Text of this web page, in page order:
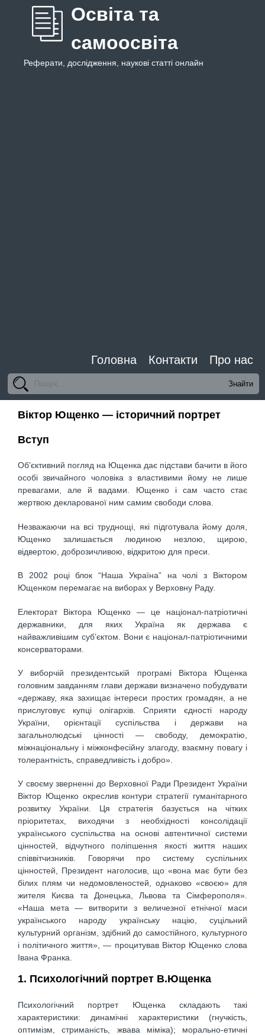
Освіта та
самоосвіта
Реферати, дослідження, наукові статті онлайн
Головна Контакти Про нас
Віктор Ющенко — історичний портрет
Вступ
Об’єктивний погляд на Ющенка дає підстави бачити в його
особі звичайного чоловіка з властивими йому не лише
превагами, але й вадами. Ющенко і сам часто стає
жертвою декларованої ним самим свободи слова.
Незважаючи на всі труднощі, які підготувала йому доля,
Ющенко залишається людиною незлою, щирою,
відвертою, доброзичливою, відкритою для преси.
В 2002 році блок “Наша Україна” на чолі з Віктором
Ющенком перемагає на виборах у Верховну Раду.
Електорат Віктора Ющенко — це націонал-патріотичні
державники, для яких Україна як держава є
найважливішим суб’єктом. Вони є націонал-патріотичними
консерваторами.
У виборчій президентській програмі Віктора Ющенка
головним завданням глави держави визначено побудувати
«державу, яка захищає інтереси простих громадян, а не
прислуговує купці олігархів. Сприяти єдності народу
України, орієнтації суспільства і держави на
загальнолюдські цінності — свободу, демократію,
міжнаціональну і міжконфесійну злагоду, взаємну повагу і
толерантність, справедливість і добро».
У своєму зверненні до Верховної Ради Президент України
Віктор Ющенко окреслив контури стратегії гуманітарного
розвитку України. Ця стратегія базується на чітких
пріоритетах, виходячи з необхідності консолідації
українського суспільства на основі автентичної системи
цінностей, відчутного поліпшення якості життя наших
співвітчизників. Говорячи про систему суспільних
цінностей, Президент наголосив, що «вона має бути без
білих плям чи недомовленостей, однаково «своєю» для
жителя Києва та Донецька, Львова та Сімферополя».
«Наша мета — витворити з величезної етнічної маси
українського народу українську націю, суцільний
культурний організм, здібний до самостійного, культурного
і політичного життя», — процитував Віктор Ющенко слова
Івана Франка.
1. Психологічний портрет В.Ющенка
Психологічний портрет Ющенка складають такі
характеристики: динамічні характеристики (гнучкість,
оптимізм, стриманість, жвава міміка); морально-етичні